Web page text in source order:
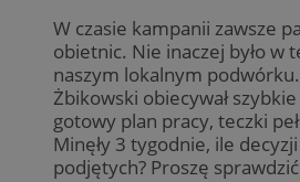
W czasie kampanii zawsze
obietnic. Nie inaczej było w
naszym lokalnym
Żbikowski obiecywał
gotowy plan pracy, teczki
Minęły 3 tygodnie, ile decyzji
podjętych? Proszę